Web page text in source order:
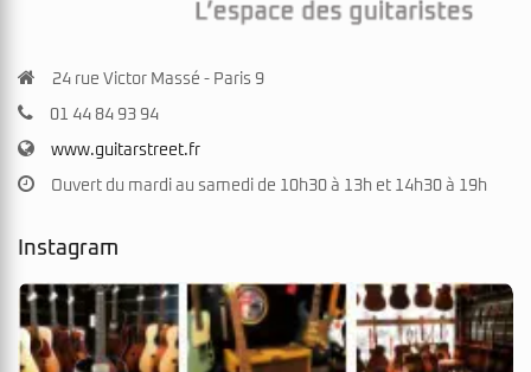
24 rue Victor Massé - Paris 9
01 44 84 93 94
www.guitarstreet.fr
Ouvert du mardi au samedi de 10h30 à 13h et 14h30 à 19h
Instagram